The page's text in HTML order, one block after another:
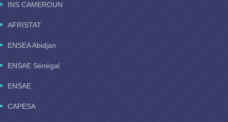
INS CAMEROUN
AFRISTAT
ENSEA Abidjan
ENSAE Sénégal
ENSAE
CAPESA